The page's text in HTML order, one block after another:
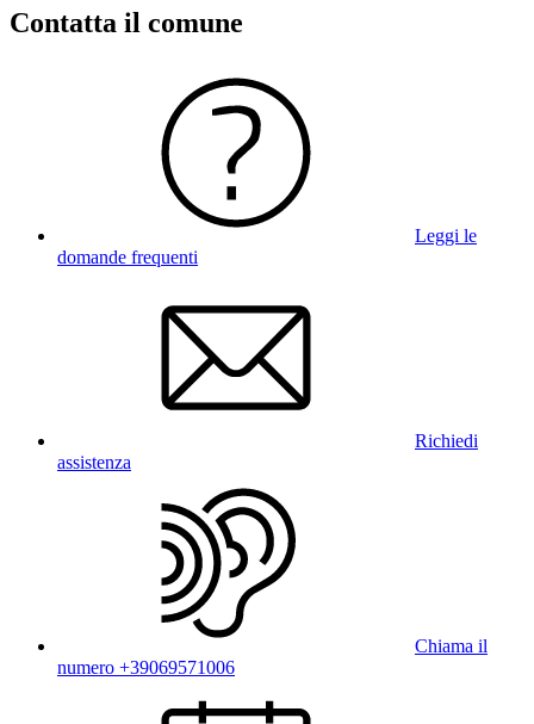
Contatta il comune
Leggi le
domande frequenti
Richiedi
assistenza
Chiama il
numero +39069571006